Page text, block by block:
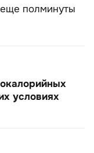
полминуты
условиях